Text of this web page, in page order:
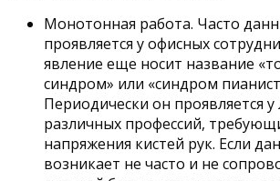
Монотонная работа. Часто
проявляется у офисных
явление еще носит название
синдром» или «синдром
Периодически он проявляется
различных профессий,
напряжения кистей рук. Если
возникает не часто и не